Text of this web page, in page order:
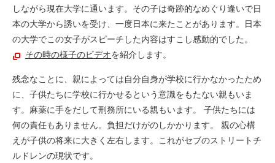
しながら現在大学に通います。その子は奇跡的なめぐり逢いで日
本の大学から誘いを受け、一度日本に来たことがあります。日本
の大学でこの女子がスピーチした内容はすこし感動的でした。
その時の様子のビデオを紹介します。
残念なことに、親によっては自分自身が学校に行かなかったため
に、子供たちに学校に行かせるという意識をもたない親もいま
す。麻薬に手をだして刑務所にいる親もいます。 子供たちには
何の責任もありません。負担だけがのしかかります。 親の心構
えが子供の将来に大きく左右します。これがセブのストリートチ
ルドレンの現状です。